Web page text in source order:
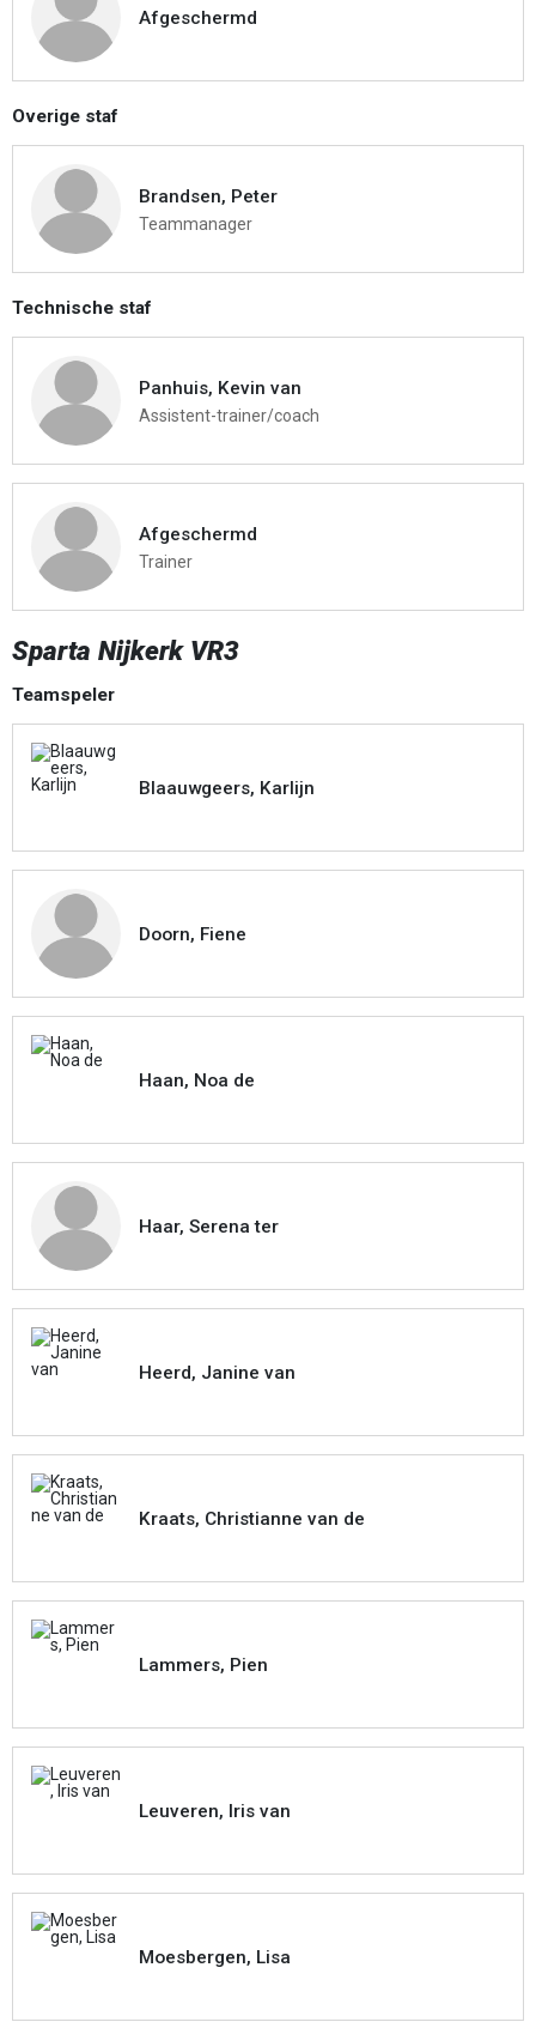
Afgeschermd
Overige staf
Brandsen, Peter
Teammanager
Technische staf
Panhuis, Kevin van
Assistent-trainer/coach
Afgeschermd
Trainer
Sparta Nijkerk VR3
Teamspeler
Blaauwgeers, Karlijn
Doorn, Fiene
Haan, Noa de
Haar, Serena ter
Heerd, Janine van
Kraats, Christianne van de
Lammers, Pien
Leuveren, Iris van
Moesbergen, Lisa